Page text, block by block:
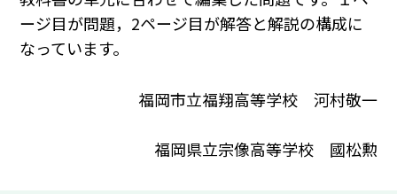
ージ目が問題，2ページ目が解答と解説の構成に
なっています。
福岡市立福翔高等学校 河村敬一
福岡県立宗像高等学校 國松勲